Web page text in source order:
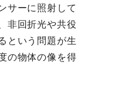
サーに照射して
非回折光や共役
という問題が生
の物体の像を得